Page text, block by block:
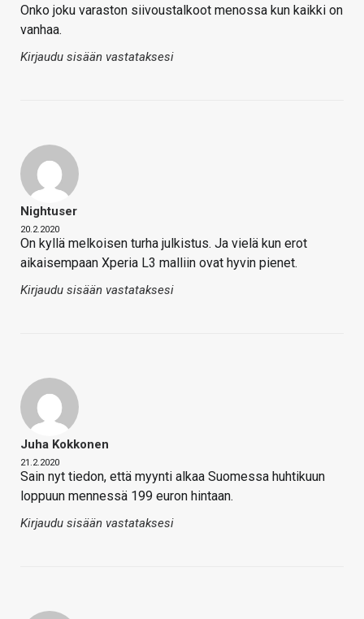
Onko joku varaston siivoustalkoot menossa kun kaikki on
vanhaa.
Kirjaudu sisään vastataksesi
Nightuser
20.2.2020
On kyllä melkoisen turha julkistus. Ja vielä kun erot
aikaisempaan Xperia L3 malliin ovat hyvin pienet.
Kirjaudu sisään vastataksesi
Juha Kokkonen
21.2.2020
Sain nyt tiedon, että myynti alkaa Suomessa huhtikuun
loppuun mennessä 199 euron hintaan.
Kirjaudu sisään vastataksesi